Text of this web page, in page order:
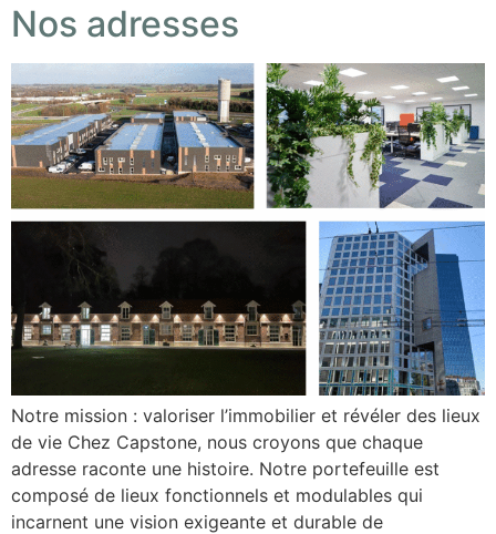
Nos adresses
Notre mission : valoriser l’immobilier et révéler des lieux
de vie Chez Capstone, nous croyons que chaque
adresse raconte une histoire. Notre portefeuille est
composé de lieux fonctionnels et modulables qui
incarnent une vision exigeante et durable de